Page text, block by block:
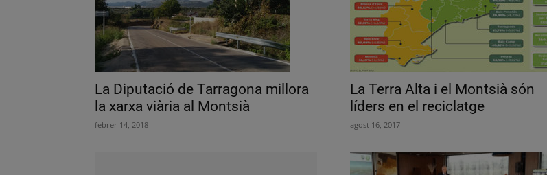
La Diputació de Tarragona millora
la xarxa viària al Montsià
febrer 14, 2018
La Terra Alta i el Montsià són
líders en el reciclatge
agost 16, 2017